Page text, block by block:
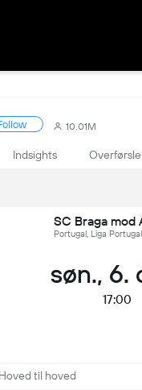
10.01M
Indsights
SC Braga mod
Portugal, Liga
søn., 6.
17:00
Hoved til hoved